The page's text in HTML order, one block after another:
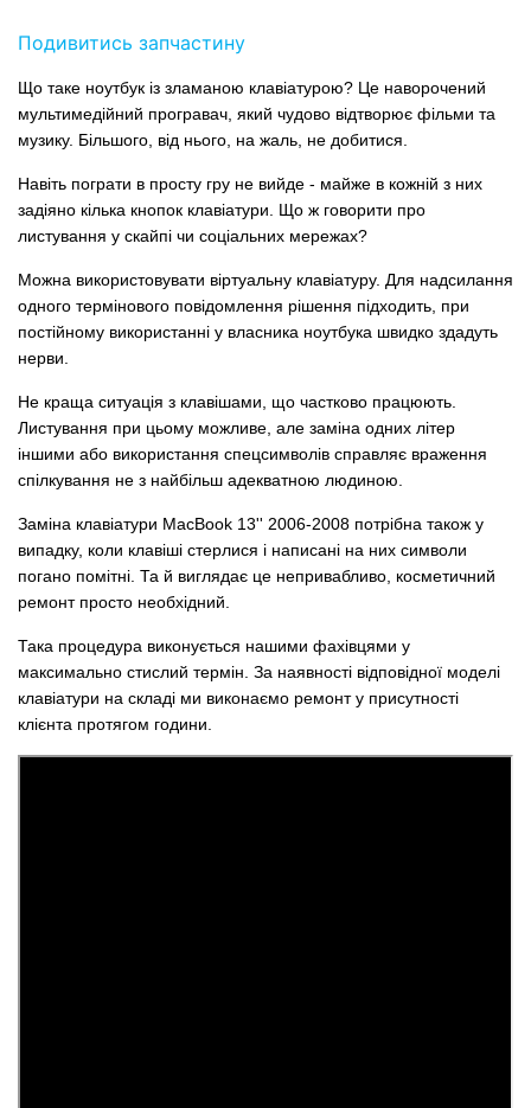
Подивитись запчастину
Що таке ноутбук із зламаною клавіатурою? Це наворочений
мультимедійний програвач, який чудово відтворює фільми та
музику. Більшого, від нього, на жаль, не добитися.
Навіть пограти в просту гру не вийде - майже в кожній з них
задіяно кілька кнопок клавіатури. Що ж говорити про
листування у скайпі чи соціальних мережах?
Можна використовувати віртуальну клавіатуру. Для надсилання
одного термінового повідомлення рішення підходить, при
постійному використанні у власника ноутбука швидко здадуть
нерви.
Не краща ситуація з клавішами, що частково працюють.
Листування при цьому можливе, але заміна одних літер
іншими або використання спецсимволів справляє враження
спілкування не з найбільш адекватною людиною.
Заміна клавіатури MacBook 13'' 2006-2008 потрібна також у
випадку, коли клавіші стерлися і написані на них символи
погано помітні. Та й виглядає це непривабливо, косметичний
ремонт просто необхідний.
Така процедура виконується нашими фахівцями у
максимально стислий термін. За наявності відповідної моделі
клавіатури на складі ми виконаємо ремонт у присутності
клієнта протягом години.